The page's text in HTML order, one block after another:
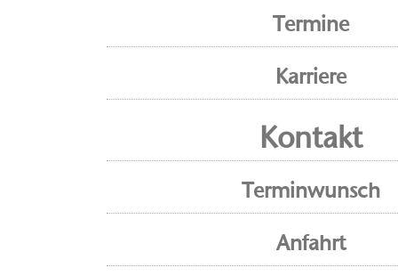
Termine
Karriere
Kontakt
Terminwunsch
Anfahrt